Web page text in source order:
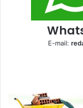
E-mail: